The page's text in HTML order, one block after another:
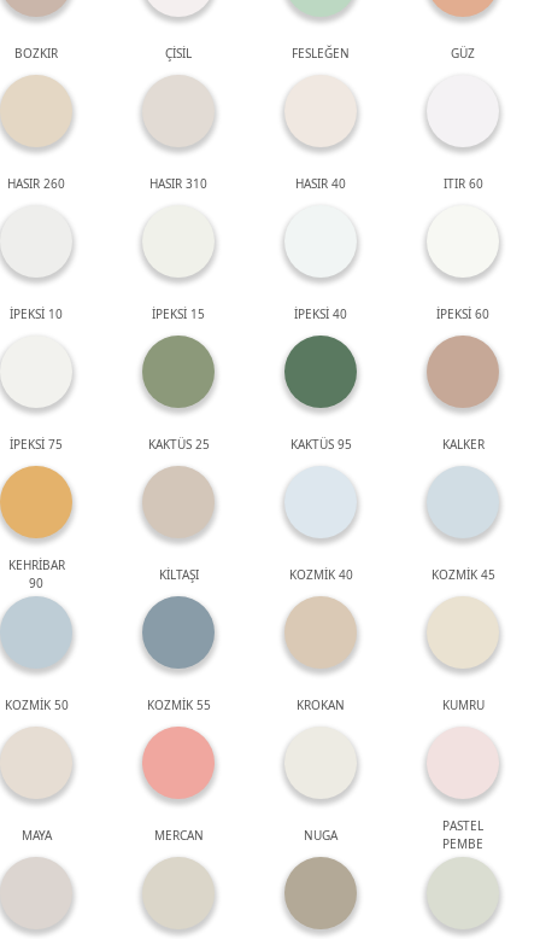
BOZKIR ÇİSİL FESLEĞEN GÜZ
HASIR 260 HASIR 310 HASIR 40 ITIR 60
İPEKSİ 10 İPEKSİ 15 İPEKSİ 40 İPEKSİ 60
İPEKSİ 75 KAKTÜS 25 KAKTÜS 95 KALKER
KEHRİBAR
90
KİLTAŞI KOZMİK 40 KOZMİK 45
KOZMİK 50 KOZMİK 55 KROKAN KUMRU
MAYA MERCAN NUGA
PASTEL
PEMBE